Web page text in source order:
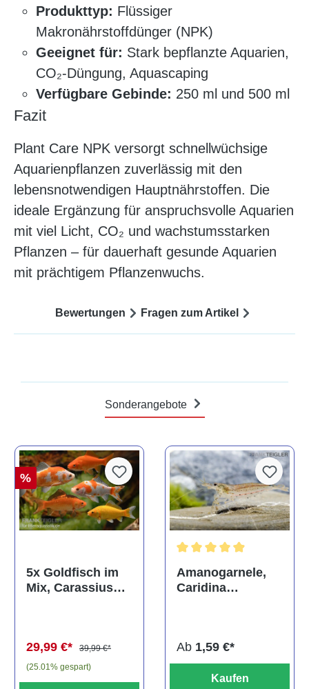
Produkttyp: Flüssiger
Makronährstoffdünger (NPK)
Geeignet für: Stark bepflanzte Aquarien,
CO₂-Düngung, Aquascaping
Verfügbare Gebinde: 250 ml und 500 ml
Fazit
Plant Care NPK versorgt schnellwüchsige
Aquarienpflanzen zuverlässig mit den
lebensnotwendigen Hauptnährstoffen. Die
ideale Ergänzung für anspruchsvolle Aquarien
mit viel Licht, CO₂ und wachstumsstarken
Pflanzen – für dauerhaft gesunde Aquarien
mit prächtigem Pflanzenwuchs.
Bewertungen Fragen zum Artikel
Sonderangebote
%
5x Goldfisch im
Mix, Carassius
29,99 €*
39,99 €*
(25.01% gespart)
Amanogarnele,
Caridina
Ab 1,59 €*
Kaufen